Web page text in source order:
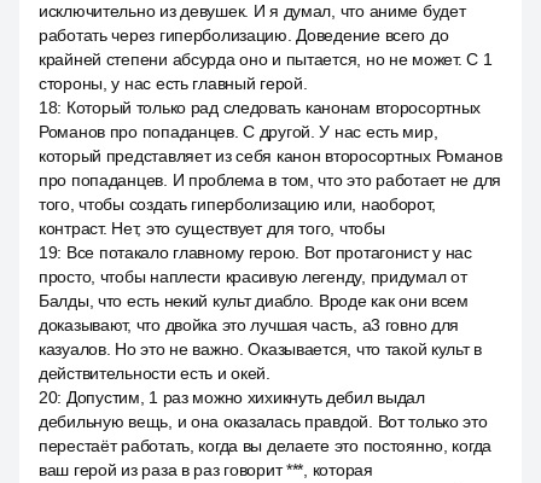
исключительно из девушек. И я думал, что аниме будет
работать через гиперболизацию. Доведение всего до
крайней степени абсурда оно и пытается, но не может. С 1
стороны, у нас есть главный герой.
18: Который только рад следовать канонам второсортных
Романов про попаданцев. С другой. У нас есть мир,
который представляет из себя канон второсортных Романов
про попаданцев. И проблема в том, что это работает не для
того, чтобы создать гиперболизацию или, наоборот,
контраст. Нет, это существует для того, чтобы
19: Все потакало главному герою. Вот протагонист у нас
просто, чтобы наплести красивую легенду, придумал от
Балды, что есть некий культ диабло. Вроде как они всем
доказывают, что двойка это лучшая часть, a3 говно для
казуалов. Но это не важно. Оказывается, что такой культ в
действительности есть и окей.
20: Допустим, 1 раз можно хихикнуть дебил выдал
дебильную вещь, и она оказалась правдой. Вот только это
перестаёт работать, когда вы делаете это постоянно, когда
ваш герой из раза в раз говорит ***, которая